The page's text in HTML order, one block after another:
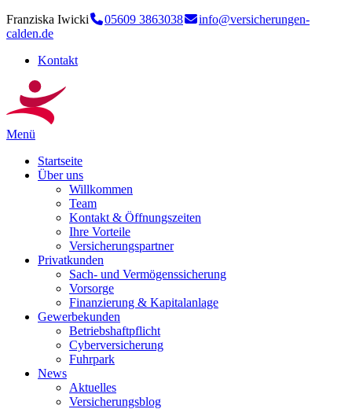
Franziska Iwicki 05609 3863038
info@versicherungen-
calden.de
Kontakt
Menü
Startseite
Über uns
Willkommen
Team
Kontakt & Öffnungszeiten
Ihre Vorteile
Versicherungspartner
Privatkunden
Sach- und Vermögenssicherung
Vorsorge
Finanzierung & Kapitalanlage
Gewerbekunden
Betriebshaftpflicht
Cyberversicherung
Fuhrpark
News
Aktuelles
Versicherungsblog